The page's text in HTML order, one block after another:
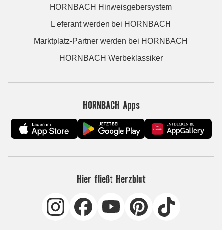
HORNBACH Hinweisgebersystem
Lieferant werden bei HORNBACH
Marktplatz-Partner werden bei HORNBACH
HORNBACH Werbeklassiker
HORNBACH Apps
Hier fließt Herzblut